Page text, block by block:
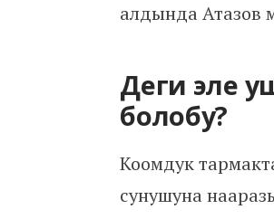
алдында
Деги эле
болобу?
Коомдук
сунушуна